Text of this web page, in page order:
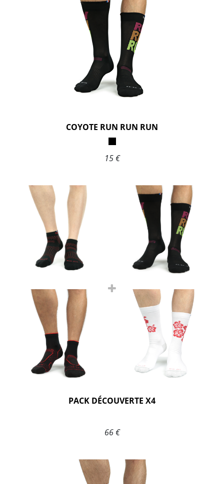
COYOTE RUN RUN RUN
15 €
PACK DÉCOUVERTE X4
66 €